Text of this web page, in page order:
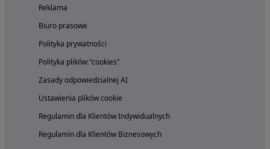
Reklama
Biuro prasowe
Polityka prywatności
Polityka plików "cookies"
Zasady odpowiedzialnej AI
Ustawienia plików cookie
Regulamin dla Klientów Indywidualnych
Regulamin dla Klientów Biznesowych